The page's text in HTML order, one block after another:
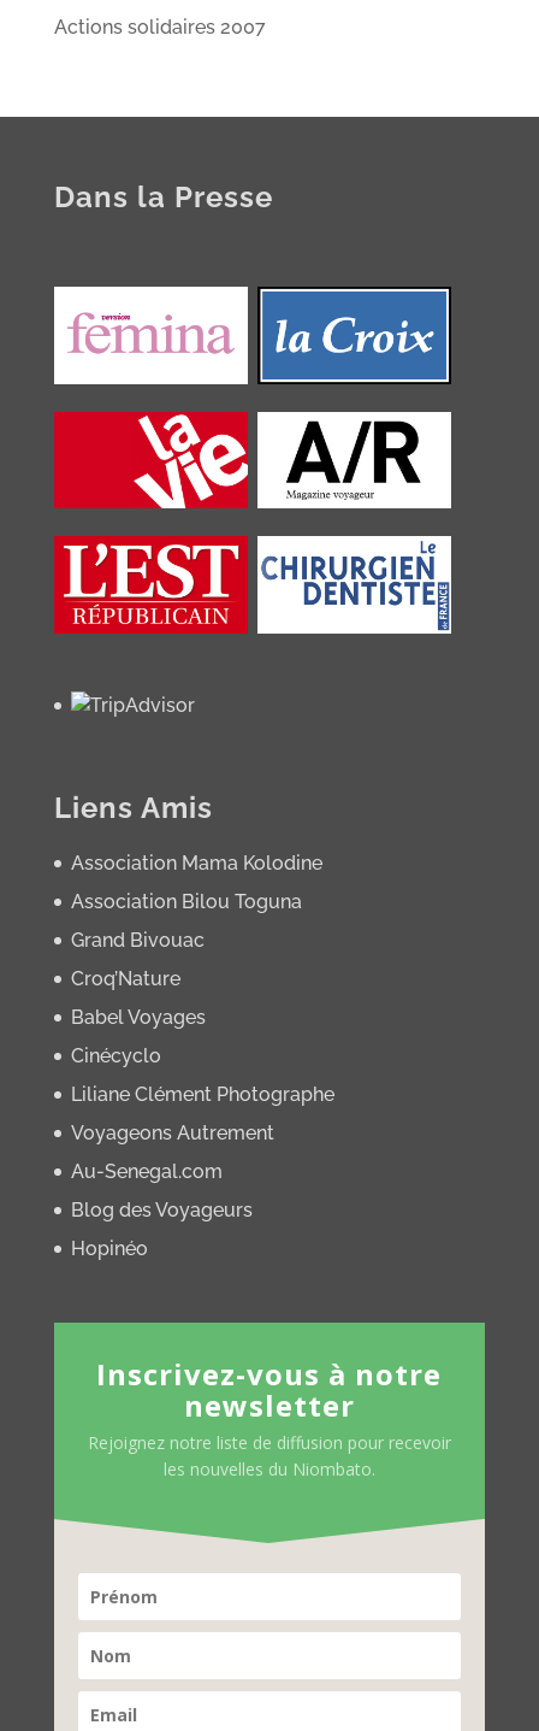
Actions solidaires 2007
Dans la Presse
Liens Amis
Association Mama Kolodine
Association Bilou Toguna
Grand Bivouac
Croq’Nature
Babel Voyages
Cinécyclo
Liliane Clément Photographe
Voyageons Autrement
Au-Senegal.com
Blog des Voyageurs
Hopinéo
Inscrivez-vous à notre
newsletter
Rejoignez notre liste de diffusion pour recevoir
les nouvelles du Niombato.